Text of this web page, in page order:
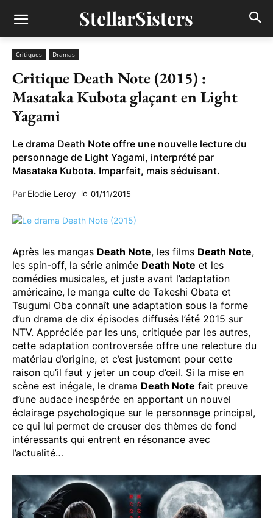
StellarSisters
Critiques Dramas
Critique Death Note (2015) :
Masataka Kubota glaçant en Light
Yagami
Le drama Death Note offre une nouvelle lecture du
personnage de Light Yagami, interprété par
Masataka Kubota. Imparfait, mais séduisant.
Par Elodie Leroy le 01/11/2015
Après les mangas Death Note, les films Death Note,
les spin-off, la série animée Death Note et les
comédies musicales, et juste avant l’adaptation
américaine, le manga culte de Takeshi Obata et
Tsugumi Oba connaît une adaptation sous la forme
d’un drama de dix épisodes diffusés l’été 2015 sur
NTV. Appréciée par les uns, critiquée par les autres,
cette adaptation controversée offre une relecture du
matériau d’origine, et c’est justement pour cette
raison qu’il faut y jeter un coup d’œil. Si la mise en
scène est inégale, le drama Death Note fait preuve
d’une audace inespérée en apportant un nouvel
éclairage psychologique sur le personnage principal,
ce qui lui permet de creuser des thèmes de fond
intéressants qui entrent en résonance avec
l’actualité…